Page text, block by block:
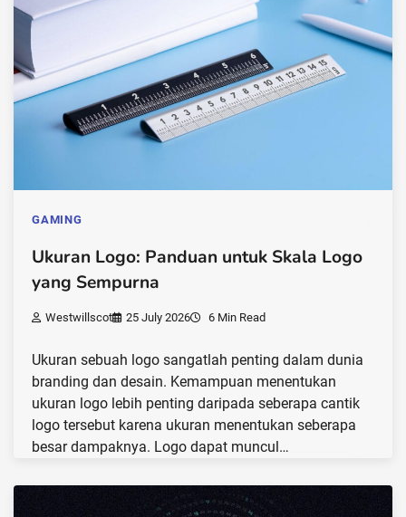
GAMING
Ukuran Logo: Panduan untuk Skala Logo
yang Sempurna
Westwillscot 25 July 2026 6 Min Read
Ukuran sebuah logo sangatlah penting dalam dunia
branding dan desain. Kemampuan menentukan
ukuran logo lebih penting daripada seberapa cantik
logo tersebut karena ukuran menentukan seberapa
besar dampaknya. Logo dapat muncul…